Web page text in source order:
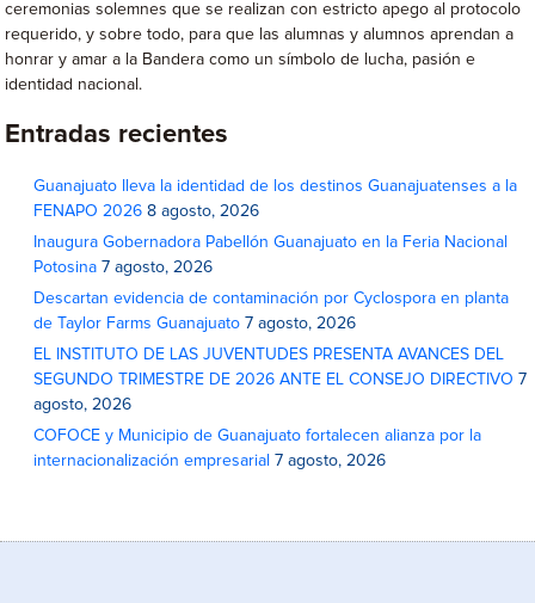
ceremonias solemnes que se realizan con estricto apego al protocolo
requerido, y sobre todo, para que las alumnas y alumnos aprendan a
honrar y amar a la Bandera como un símbolo de lucha, pasión e
identidad nacional.
Entradas recientes
Guanajuato lleva la identidad de los destinos Guanajuatenses a la
FENAPO 2026 8 agosto, 2026
Inaugura Gobernadora Pabellón Guanajuato en la Feria Nacional
Potosina 7 agosto, 2026
Descartan evidencia de contaminación por Cyclospora en planta
de Taylor Farms Guanajuato 7 agosto, 2026
EL INSTITUTO DE LAS JUVENTUDES PRESENTA AVANCES DEL
SEGUNDO TRIMESTRE DE 2026 ANTE EL CONSEJO DIRECTIVO 7
agosto, 2026
COFOCE y Municipio de Guanajuato fortalecen alianza por la
internacionalización empresarial 7 agosto, 2026